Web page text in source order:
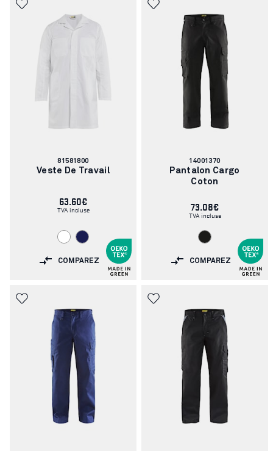
Numéro
d'article:
81581800
Veste De Travail
63.60€
TVA incluse
COMPAREZ
Numéro
d'article:
14001370
Pantalon Cargo
Coton
73.08€
TVA incluse
COMPAREZ